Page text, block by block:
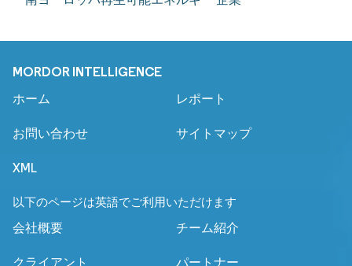
MORDOR INTELLIGENCE
ホーム レポート
お問い合わせ サイトマップ
XML
以下のページは英語でご利用いただけます
会社概要
チーム紹介
クライアント パートナー